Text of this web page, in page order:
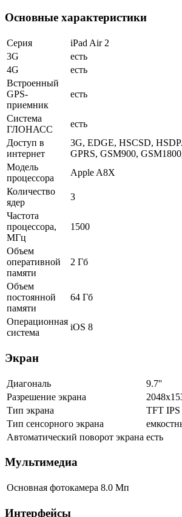
Основные характеристики
Серия
iPad Air 2
3G
есть
4G
есть
Встроенный
GPS-
приемник
есть
Система
ГЛОНАСС
есть
Доступ в
интернет
3G, EDGE, HSCSD,
GPRS, GSM900,
Модель
процессора
Apple A8X
Количество
ядер
3
Частота
процессора,
МГц
1500
Объем
оперативной
памяти
2 Гб
Объем
постоянной
памяти
64 Гб
Операционная
система
iOS 8
Экран
Диагональ
9.7''
Разрешение экрана
Тип экрана
TFT IPS
Тип сенсорного экрана
Автоматический поворот экрана есть
Мультимедиа
Основная фотокамера 8.0 Мп
Интерфейсы